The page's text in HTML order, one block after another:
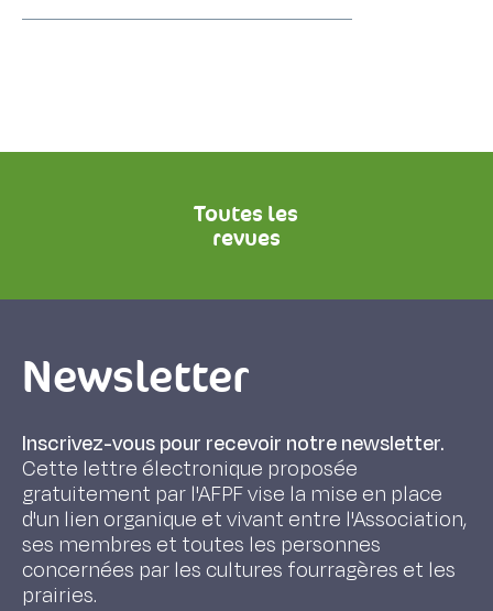
Toutes les
revues
Newsletter
Inscrivez-vous pour recevoir notre newsletter.
Cette lettre électronique proposée
gratuitement par l'AFPF vise la mise en place
d'un lien organique et vivant entre l'Association,
ses membres et toutes les personnes
concernées par les cultures fourragères et les
prairies.